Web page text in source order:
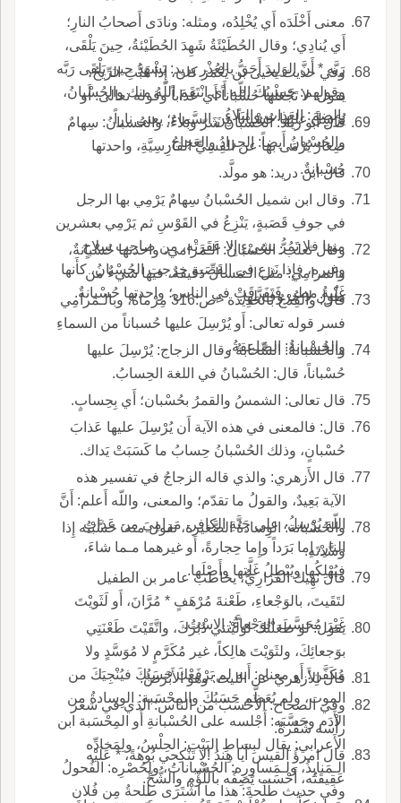
معنى أَخْلَدَه أَي يُخْلِدُه، ومثله: ونادَى أَصحابُ النارِ؛
أَي يُنادِي؛ وقال الحُطَيْئَةُ شَهِدَ الحُطَيْئةُ، حِينَ يَلْقَى،
رَبَّه * أَنَّ الوَلِيدَ أَحَقُّ بالعُذْر يريد: يَشْهَدُ حين يَلْقَى رَبَّه
وقولهم: حَسِيبُكَ اللّه أَي انْتَقَمَ اللّهُ منك والحُسْبانُ،
بالضم: العَذاب والبَلاءُ.
وفي حديث يحيى بن يَعْمَرَ كان، إِذا هَبَّتِ الرِّيحُ،
يقول: لا تَجْعَلْها حُسْباناً أَي عَذاباً وقوله تعالى: أَو
يُرْسِلَ عليها حُسْباناً مِنَ السَّماءِ؛ يعني ناراً
والحُسْبانُ أَيضاً: الجرادُ والعَجاجُ.
قال أَبو زياد: الحُسْبانُ شَرّ وبَلاءٌ، والحُسبانُ: سِهامٌ
صِغارٌ يُرْمَى بها عن القِسِيِّ الفارِسِيَّةِ، واحدتها
حُسْبانةٌ.
قال ابن دريد: هو مولَّد.
وقال ابن شميل الحُسْبانُ سِهامٌ يَرْمِي بها الرجل
في جوفِ قَصَبةٍ، يَنْزِعُ في القَوْسِ ثم يَرْمِي بعشرين
منها فلا تَمُرُّ بشيءٍ إِلا عَقَرَتْه، من صاحِب سِلاحٍ
وغيره، فإِذا نَزع في القَصَبةِ خرجت الحُسْبانُ، كأَنها
غَبْيةُ مطر، فَتَفَرَّقَتْ في الناس؛ واحدتها حُسْبانةٌ.
وقال ثعلب: الحُسْبانُ: الـمَرامي، واحدتها حُسْبانةٌ،
والمرامِي: مثل الـمَسالِّ دَقيقةٌ، فيها شيءٌ من
طُول لا حُروف لها.
قال: والقِدْحُ بالحَدِيدة <ص:316 مِرْماةٌ، وبالـمَرامِي
فسر قوله تعالى: أَو يُرْسِلَ عليها حُسباناً من السماءِ
والحُسْبانةُ: الصّاعِقةُ.
والحُسْبانةُ: السَّحابةُ وقال الزجاج: يُرْسِلَ عليها
حُسْباناً، قال: الحُسْبانُ في اللغة الحِسابُ.
قال تعالى: الشمسُ والقمرُ بحُسْبان؛ أَي بِحِسابٍ.
قال: فالمعنى في هذه الآية أَن يُرْسِلَ عليها عَذابَ
حُسْبانٍ، وذلك الحُسْبانُ حِسابُ ما كَسَبَتْ يَداك.
قال الأَزهري: والذي قاله الزجاجُ في تفسير هذه
الآية بَعِيدٌ، والقولُ ما تقدّم؛ والمعنى، واللّه أَعلم: أَنَّ
اللّهَ يُرْسِلُ، على جَنَّةِ الكافر، مَرامِيَ من عَذابِ
النارِ، إِما بَرَداً وإِما حِجارةً، أَو غيرهما مـما شاءَ،
فيُهْلِكُها ويُبْطِلُ غَلَّتها وأَصْلَها.
والحُسْبانة: الوِسادةُ الصَّغيرة، تقول منه: حَسَّبْتُه إِذا
وَسَّدْتَه.
قال نَهِيك الفَزارِيُّ، يخاطب عامر بن الطفيل
لتَقَيتَ، بالوَجْعاءِ، طَعْنةَ مُرْهَفٍ * مُرَّانَ، أَو لَثَويْتَ
غَيْرَ مُحَسَّب الوَجْعاءُ: الاسْتُ.
يقول: لو طَعَنْتُكَ لوَلَّيْتني دُبُرَكَ، واتَّقَيْتَ طَعْنَتِي
بوَجعائِكَ، ولثَوَيْتَ هالِكاً، غير مُكَرَّمٍ لا مُوَسَّدٍ ولا
مُكَفَّنِ؛ أَو معناه: أَنه لم يَرْفَعْكَ حَسَبُكَ فيُنْجِيَكَ من
الموت، ولم يُعَظَّم حَسَبُكَ والمِحْسَبة: الوِسادةُ من
الأَدَمِ وحَسَّبَه: أَجْلسه على الحُسْبانةِ أَو المِحْسَبة ابن
الأَعرابي: يقال لبِساطِ البَيْتِ: الحِلْسُ، ولِمَخادِّه
الـمَنابِذُ، ولـمَساوِرِه: الحُسْباناتُ، ولحُصْرِه: الفُحولُ
وفي حديث طَلْحةَ: هذا ما اشْتَرَى طلحةُ مِن فُلان
قال الأَزهري عن الليث: وهو الأَبْرَصُ.
وفي الصحاح: الأَحْسَبُ من الناس: الذي في شعر
رأْسه شُقْرةٌ.
قال امرؤُ القيس أَيا هِندُ !لا تنْكِحي بُوهةً، * عَلَيْه
عَقِيقَتُه، أَحْسَب يَصِفُه باللُّؤْم والشُّحِّ.